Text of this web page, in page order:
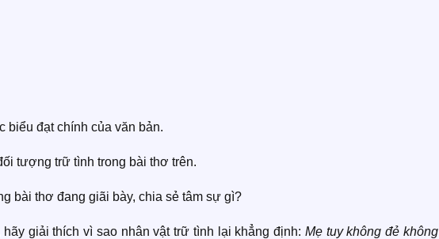
biểu đạt chính của văn bản.
tượng trữ tình trong bài thơ trên.
bài thơ đang giãi bày, chia sẻ tâm sự gì?
giải thích vì sao nhân vật trữ tình lại khẳng định: Mẹ tuy không đẻ không